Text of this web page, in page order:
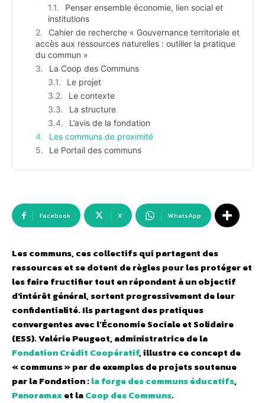
Penser ensemble économie, lien social et
institutions
Cahier de recherche « Gouvernance territoriale et
accès aux ressources naturelles : outiller la pratique
du commun »
La Coop des Communs
Le projet
Le contexte
La structure
L’avis de la fondation
Les communs de proximité
Le Portail des communs
Facebook X WhatsApp
Les communs, ces collectifs qui partagent des
ressources et se dotent de règles pour les protéger et
les faire fructifier tout en répondant à un objectif
d’intérêt général, sortent progressivement de leur
confidentialité. Ils partagent des pratiques
convergentes avec l’Économie Sociale et Solidaire
(ESS). Valérie Peugeot, administratrice de la
Fondation Crédit Coopératif, illustre ce concept de
« communs » par de exemples de projets soutenue
par la Fondation :la forge des communs éducatifs,
Panoramaxet laCoop des Communs.